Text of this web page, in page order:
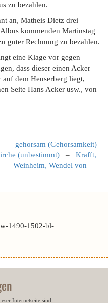
zu bezahlen.
an, Matheis Dietz drei
kommenden Martinstag
guter Rechnung zu bezahlen.
eine Klage vor gegen
dass dieser einen Acker
auf dem Heuserberg liegt,
Seite Hans Acker usw., von
– gehorsam (Gehorsamkeit)
(unbestimmt) – Krafft,
– Weinheim, Wendel von –
1490-1502-bl-
Internetseite sind